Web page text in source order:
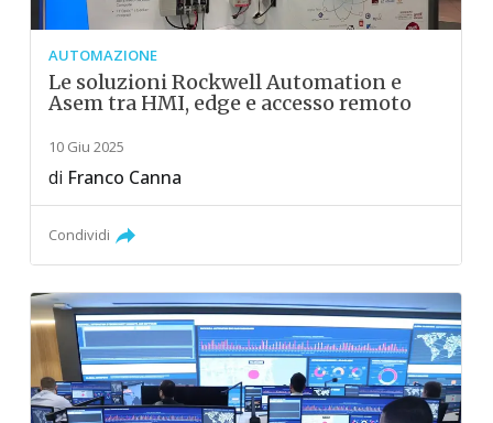
AUTOMAZIONE
Le soluzioni Rockwell Automation e
Asem tra HMI, edge e accesso remoto
10 Giu 2025
di Franco Canna
Condividi